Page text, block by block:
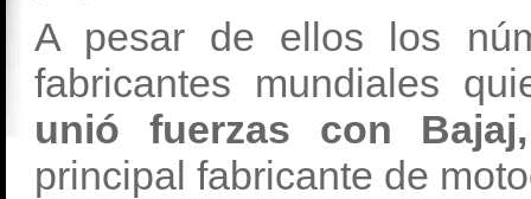
A pesar de ellos los
fabricantes mundiales
unió fuerzas con Bajaj,
principal fabricante de